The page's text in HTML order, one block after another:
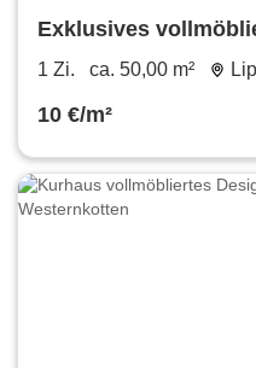
Exklusives
Designapartment in
1 Zi. ca. 50,00 m²
10 €/m²